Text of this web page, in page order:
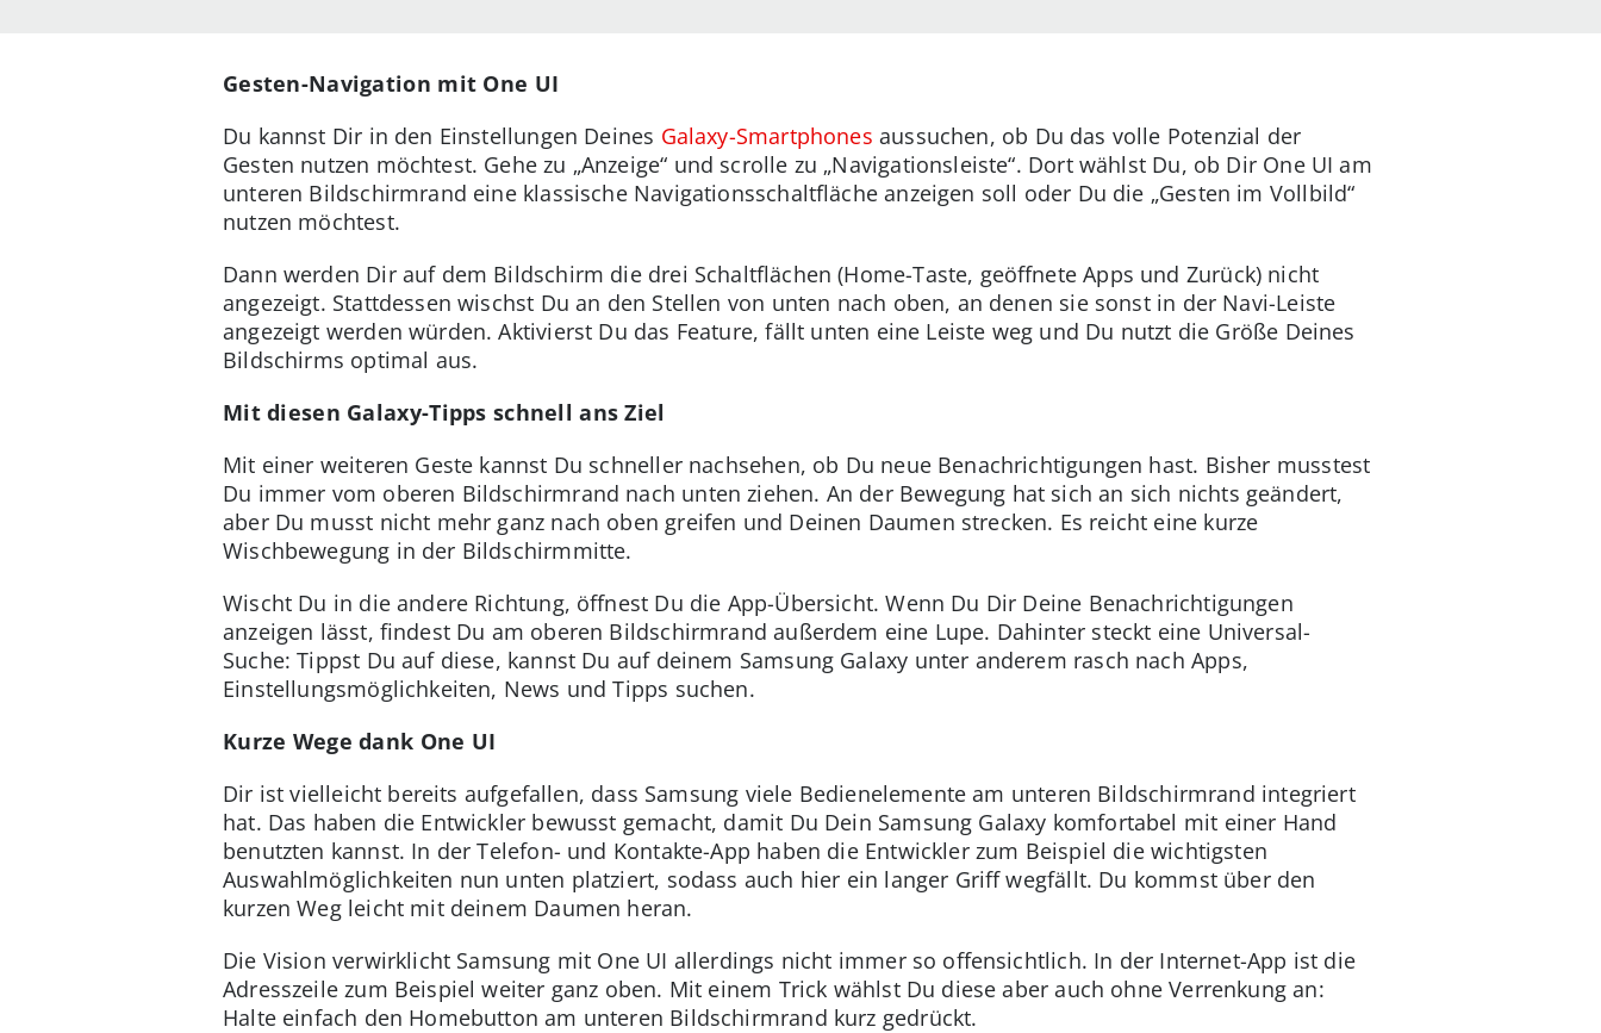
Gesten-Navigation mit One UI
Du kannst Dir in den Einstellungen Deines Galaxy-Smartphones aussuchen, ob Du das volle Potenzial der
Gesten nutzen möchtest. Gehe zu „Anzeige“ und scrolle zu „Navigationsleiste“. Dort wählst Du, ob Dir One UI am
unteren Bildschirmrand eine klassische Navigationsschaltfläche anzeigen soll oder Du die „Gesten im Vollbild“
nutzen möchtest.
Dann werden Dir auf dem Bildschirm die drei Schaltflächen (Home-Taste, geöffnete Apps und Zurück) nicht
angezeigt. Stattdessen wischst Du an den Stellen von unten nach oben, an denen sie sonst in der Navi-Leiste
angezeigt werden würden. Aktivierst Du das Feature, fällt unten eine Leiste weg und Du nutzt die Größe Deines
Bildschirms optimal aus.
Mit diesen Galaxy-Tipps schnell ans Ziel
Mit einer weiteren Geste kannst Du schneller nachsehen, ob Du neue Benachrichtigungen hast. Bisher musstest
Du immer vom oberen Bildschirmrand nach unten ziehen. An der Bewegung hat sich an sich nichts geändert,
aber Du musst nicht mehr ganz nach oben greifen und Deinen Daumen strecken. Es reicht eine kurze
Wischbewegung in der Bildschirmmitte.
Wischt Du in die andere Richtung, öffnest Du die App-Übersicht. Wenn Du Dir Deine Benachrichtigungen
anzeigen lässt, findest Du am oberen Bildschirmrand außerdem eine Lupe. Dahinter steckt eine Universal-
Suche: Tippst Du auf diese, kannst Du auf deinem Samsung Galaxy unter anderem rasch nach Apps,
Einstellungsmöglichkeiten, News und Tipps suchen.
Kurze Wege dank One UI
Dir ist vielleicht bereits aufgefallen, dass Samsung viele Bedienelemente am unteren Bildschirmrand integriert
hat. Das haben die Entwickler bewusst gemacht, damit Du Dein Samsung Galaxy komfortabel mit einer Hand
benutzten kannst. In der Telefon- und Kontakte-App haben die Entwickler zum Beispiel die wichtigsten
Auswahlmöglichkeiten nun unten platziert, sodass auch hier ein langer Griff wegfällt. Du kommst über den
kurzen Weg leicht mit deinem Daumen heran.
Die Vision verwirklicht Samsung mit One UI allerdings nicht immer so offensichtlich. In der Internet-App ist die
Adresszeile zum Beispiel weiter ganz oben. Mit einem Trick wählst Du diese aber auch ohne Verrenkung an:
Halte einfach den Homebutton am unteren Bildschirmrand kurz gedrückt.